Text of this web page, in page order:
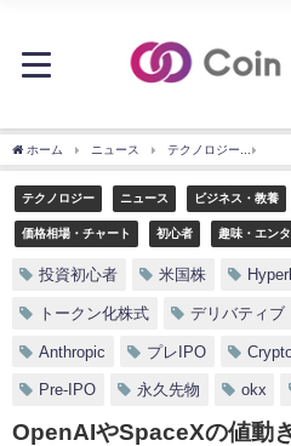
ホーム ニュース テクノロジー
テクノロジー ニュース ビジネス・教養
価格相場・チャート 初心者 趣味・エン
投資初心者 米国株
トークン化株式 デリバティブ
Anthropic プレIPO
Pre-IPO 永久先物 okx
OpenAIやSpaceXの値動